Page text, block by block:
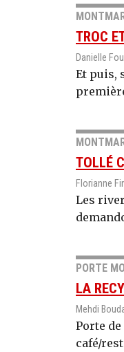
TROC
Danielle
Et puis,
TOLLÉ
Florianne
Les
PORTE
LA
Mehdi
Porte
café/